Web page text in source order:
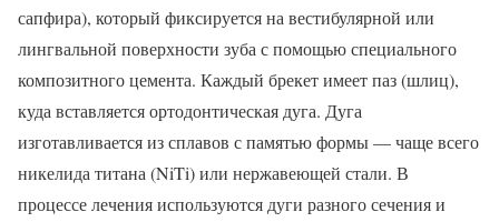
сапфира), который фиксируется на вестибулярной или
лингвальной поверхности зуба с помощью специального
композитного цемента. Каждый брекет имеет паз (шлиц),
куда вставляется ортодонтическая дуга. Дуга
изготавливается из сплавов с памятью формы — чаще всего
никелида титана (NiTi) или нержавеющей стали. В
процессе лечения используются дуги разного сечения и